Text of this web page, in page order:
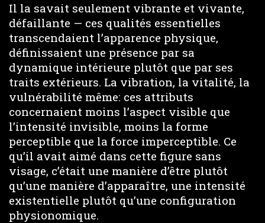
Il la savait seulement vibrante et vivante,
défaillante — ces qualités essentielles
transcendaient l’apparence physique,
définissaient une présence par sa
dynamique intérieure plutôt que par ses
traits extérieurs. La vibration, la vitalité, la
vulnérabilité même: ces attributs
concernaient moins l’aspect visible que
l’intensité invisible, moins la forme
perceptible que la force imperceptible. Ce
qu’il avait aimé dans cette figure sans
visage, c’était une manière d’être plutôt
qu’une manière d’apparaître, une intensité
existentielle plutôt qu’une configuration
physionomique.